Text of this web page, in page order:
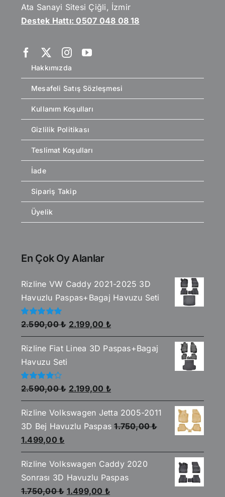
Ata Sanayi Sitesi Çiğli, İzmir
Destek Hattı: 0507 048 08 18
Hakkımızda
Mesafeli Satış Sözleşmesi
Kullanım Koşulları
Gizlilik Politikası
Teslimat Koşulları
İade
Sipariş Takip
Üyelik
En Çok Oy Alanlar
Rizline VW Caddy 2021-2025 3D
Havuzlu Paspas+Bagaj Havuzu Seti
5
üzerinden
5.00oy aldı
2.590,00₺ Orijinal
fiyat:
2.590,00 ₺.
2.199,00 ₺Şu
andaki
fiyat:
Rizline Fiat Linea 3D Paspas+Bagaj
Havuzu Seti
5
üzerinden
4.00oy
aldı
2.590,00₺ Orijinal
fiyat:
2.590,00 ₺.
2.199,00 ₺Şu
andaki
fiyat:
2.199,00 ₺.
Rizline Volkswagen Jetta 2005-2011
3D Bej Havuzlu Paspas 1.750,00₺
Orijinal
fiyat:
1.750,00 ₺.
1.499,00 ₺Şu
andaki
fiyat:
1.499,00 ₺.
Rizline Volkswagen Caddy 2020
Sonrası 3D Havuzlu Paspas
1.750,00₺ Orijinal
1.499,00 ₺Şu